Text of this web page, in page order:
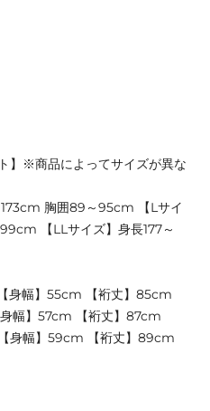
】※商品によってサイズが異な
胸囲89～95cm 【Lサイ
【LLサイズ】身長177～
身幅】55cm 【裄丈】85cm
幅】57cm 【裄丈】87cm
身幅】59cm 【裄丈】89cm